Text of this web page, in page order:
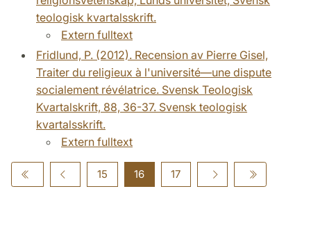
teologisk kvartalsskrift.
Extern fulltext
Fridlund, P. (2012). Recension av Pierre Gisel,
Traiter du religieux à l'université—une dispute
socialement révélatrice. Svensk Teologisk
Kvartalskrift, 88, 36-37. Svensk teologisk
kvartalsskrift.
Extern fulltext
15 16 17